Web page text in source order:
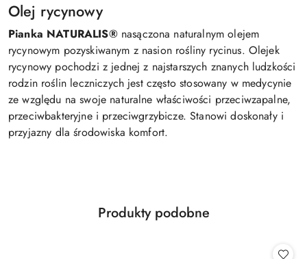
Olej rycynowy
Pianka NATURALIS®nasączona naturalnym olejem
rycynowym pozyskiwanym z nasion rośliny rycinus. Olejek
rycynowy pochodzi z jednej z najstarszych znanych ludzkości
rodzin roślin leczniczych jest często stosowany w medycynie
ze względu na swoje naturalne właściwości przeciwzapalne,
przeciwbakteryjne i przeciwgrzybicze. Stanowi doskonały i
przyjazny dla środowiska komfort.
Pomiń karuzelę produktów
Produkty
Produkty podobne